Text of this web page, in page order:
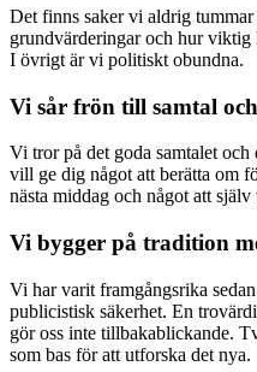
Det finns saker vi aldrig tummar
grundvärderingar och hur
I övrigt är vi politiskt obundna.
Vi sår frön till samtal
Vi tror på det goda samtalet
vill ge dig något att berätta om
nästa middag och något att själv
Vi bygger på tradition
Vi har varit framgångsrika
publicistisk säkerhet. En
gör oss inte tillbakablickande.
som bas för att utforska det nya.